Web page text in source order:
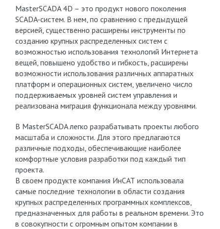
MasterSCADA 4D – это продукт нового поколения
SCADA-систем. В нем, по сравнению с предыдущей
версией, существенно расширены инструменты по
созданию крупных распределенных систем с
возможностью использования технологий Интернета
вещей, повышено удобство и гибкость, расширены
возможности использования различных аппаратных
платформ и операционных систем, увеличено число
поддерживаемых уровней систем управления и
реализована миграция функционала между уровнями.
В MasterSCADA легко разрабатывать проекты любого
масштаба и сложности. Для этого предлагаются
различные подходы, обеспечивающие наиболее
комфортные условия разработки под каждый тип
проекта.
В своем продукте компания ИнСАТ использовала
самые последние технологии в области создания
крупных распределенных программных комплексов,
предназначенных для работы в реальном времени. Это
в совокупности с огромным опытом компании в